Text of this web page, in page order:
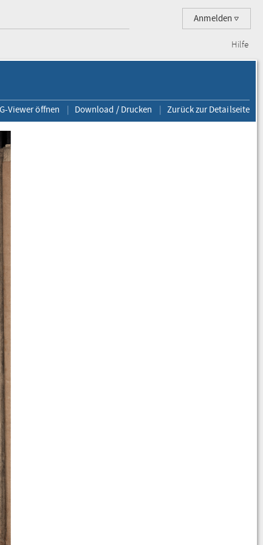
Anmelden
Hilfe
Viewer öffnen Download / Drucken Zurück zur Detailseite